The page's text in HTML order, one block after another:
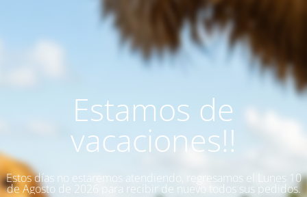
Estamos de
vacaciones!!
Estos días no estaremos atendiendo, regresamos el Lunes 10
de Agosto de 2026 para recibir de nuevo todos sus pedidos.